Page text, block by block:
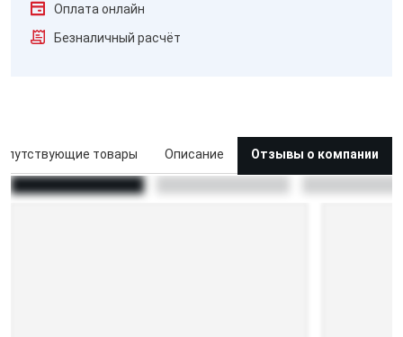
Оплата онлайн
Безналичный расчёт
товары Описание Отзывы о компании